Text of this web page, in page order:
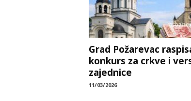
Grad Požarevac
konkurs za crkve i
zajednice
11/03/2026